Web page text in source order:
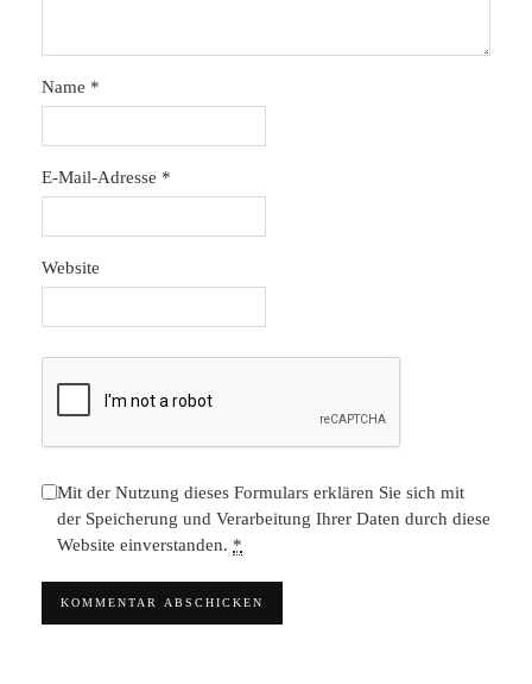
Name *
E-Mail-Adresse *
Website
Mit der Nutzung dieses Formulars erklären Sie sich mit
der Speicherung und Verarbeitung Ihrer Daten durch diese
Website einverstanden. *